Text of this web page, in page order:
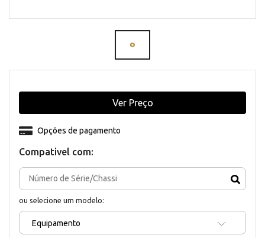
Compativel com:
ou selecione um modelo:
Equipamento
Opções de pagamento
Ver Preço